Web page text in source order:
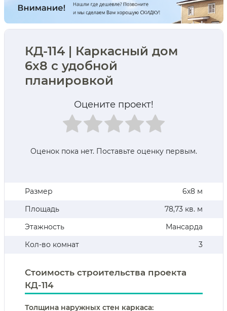
КД-114 | Каркасный дом
6х8 с удобной
планировкой
Оцените проект!
Оценок пока нет. Поставьте оценку первым.
Размер
6х8 м
Площадь
78,73 кв. м
Этажность
Мансарда
Кол-во комнат
3
Стоимость строительства проекта
КД-114
Толщина наружных стен каркаса: